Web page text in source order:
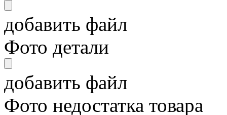
добавить файл
Фото детали
добавить файл
Фото недостатка товара